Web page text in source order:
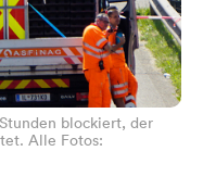
blockiert, der
Alle Fotos: